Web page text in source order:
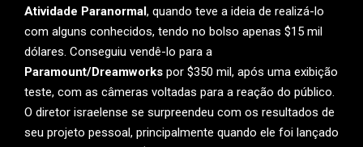
Atividade Paranormal , quando teve a ideia de realizá-lo
com alguns conhecidos, tendo no bolso apenas $15 mil
dólares. Conseguiu vendê-lo para a
Paramount/Dreamworks por $350 mil, após uma exibição
teste, com as câmeras voltadas para a reação do público.
O diretor israelense se surpreendeu com os resultados de
seu projeto pessoal, principalmente quando ele foi lançado